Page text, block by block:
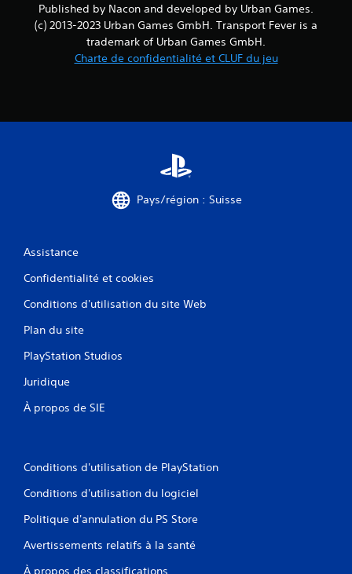
)
Published by Nacon and developed by Urban Games.
(c) 2013-2023 Urban Games GmbH. Transport Fever is a
trademark of Urban Games GmbH.
Charte de confidentialité et CLUF du jeu
Pays/région : Suisse
Assistance
Confidentialité et cookies
Conditions d'utilisation du site Web
Plan du site
PlayStation Studios
Juridique
À propos de SIE
Conditions d'utilisation de PlayStation
Conditions d'utilisation du logiciel
Politique d'annulation du PS Store
Avertissements relatifs à la santé
À propos des classifications